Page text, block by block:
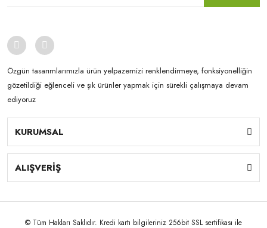
Özgün tasarımlarımızla ürün yelpazemizi renklendirmeye, fonksiyonelliğin
gözetildiği eğlenceli ve şık ürünler yapmak için sürekli çalışmaya devam
ediyoruz
KURUMSAL
ALIŞVERİŞ
© Tüm Hakları Saklıdır. Kredi kartı bilgileriniz 256bit SSL sertifikası ile